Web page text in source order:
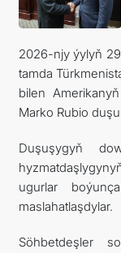
2026-njy ýylyň
tamda
bilen
Marko Rubio
Duşuşygyň
ugurlar
maslahatlaşdylar.
Söhbetdeşler